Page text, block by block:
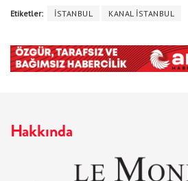
Etiketler: İSTANBUL KANAL İSTANBUL
Hakkında